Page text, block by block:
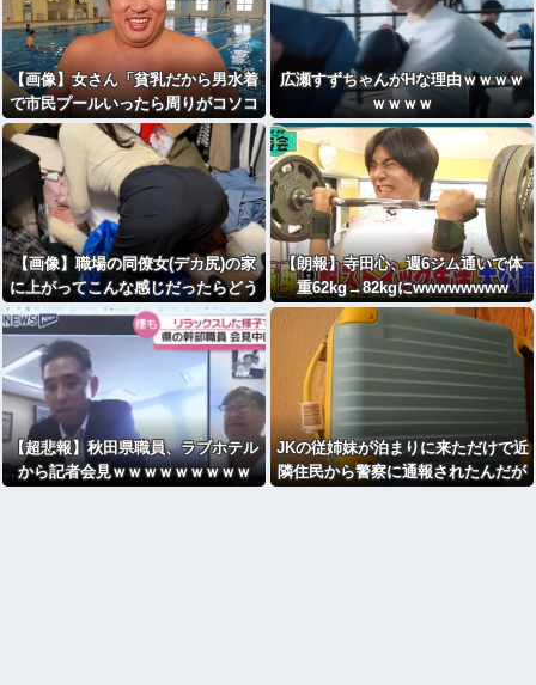
【画像】女さん「貧乳だから男水着
で市民プールいったら周りがコソコ
ソしだしてやばいwwwwwwww」5
万いいね
広瀬すずちゃんがHな理由ｗｗｗｗ
ｗｗｗｗ
【画像】職場の同僚女(デカ尻)の家
に上がってこんな感じだったらどう
する？
【朗報】寺田心、週6ジム通いで体
重62kg→82kgにwwwwwwww
【超悲報】秋田県職員、ラブホテル
から記者会見ｗｗｗｗｗｗｗｗｗ
JKの従姉妹が泊まりに来ただけで近
隣住民から警察に通報されたんだが